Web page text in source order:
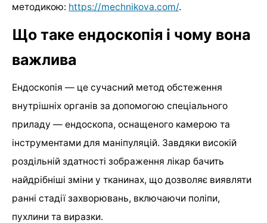
методикою: https://mechnikova.com/.
Що таке ендоскопія і чому вона
важлива
Ендоскопія — це сучасний метод обстеження
внутрішніх органів за допомогою спеціального
приладу — ендоскопа, оснащеного камерою та
інструментами для маніпуляцій. Завдяки високій
роздільній здатності зображення лікар бачить
найдрібніші зміни у тканинах, що дозволяє виявляти
ранні стадії захворювань, включаючи поліпи,
пухлини та виразки.